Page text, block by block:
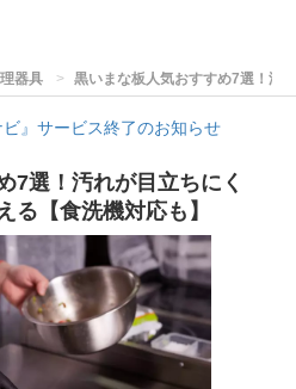
器具 黒いまな板人気おすすめ7選！汚
ビ』サービス終了のお知らせ
7選！汚れが目立ちにく
る【食洗機対応も】